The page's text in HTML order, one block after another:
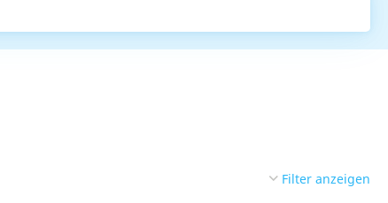
Filter anzeigen